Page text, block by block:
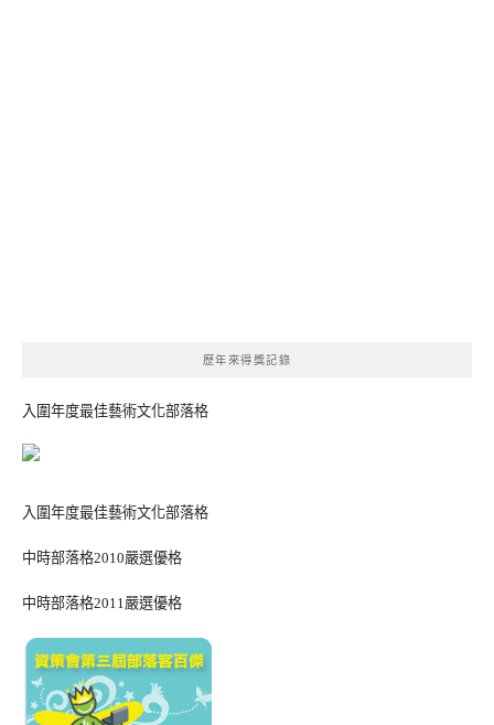
歷年來得獎記錄
入圍年度最佳藝術文化部落格
入圍年度最佳藝術文化部落格
中時部落格2010嚴選優格
中時部落格2011嚴選優格